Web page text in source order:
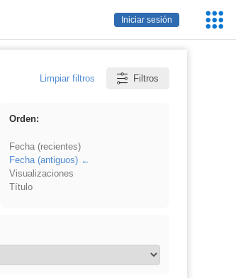
Iniciar sesión
Limpiar filtros Filtros
Orden:
Fecha (recientes)
Fecha (antiguos)
Visualizaciones
Título